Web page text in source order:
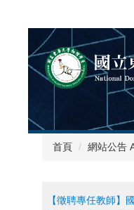
到
主
區
首頁 網站公告
【徵聘專任教師】